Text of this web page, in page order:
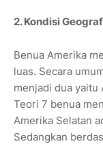
2. Kondisi
Benua Amerika
luas. Secara
menjadi dua yaitu
Teori 7 benua
Amerika Selatan
Sedangkan